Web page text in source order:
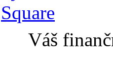
Váš